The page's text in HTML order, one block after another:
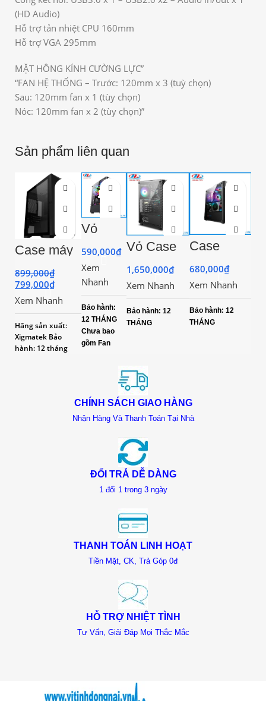
(HD Audio)
Hỗ trợ tản nhiệt CPU 160mm
Hỗ trợ VGA 295mm
MẶT HÔNG KÍNH CƯỜNG LỰC”
“FAN HỆ THỐNG – Trước: 120mm x 3 (tuỳ chọn)
Sau: 120mm fan x 1 (tùy chọn)
Nóc: 120mm fan x 2 (tùy chọn)”
Sản phẩm liên quan
Case máy
XIGMATEK
Gemini II
3FB
EN48366
899,000₫
799,000₫
Xem Nhanh
Hãng sản xuất:
Xigmatek Bảo
hành: 12 tháng
Vỏ
máy
tính
VSP
KA-280
Gaming
(02 Mặt
Kính
Cường
Lực –
Chưa
590,000₫
Xem
Nhanh
Bảo hành:
12 THÁNG
Chưa bao
gồm Fan
Vỏ Case
SHIELD
110R (Mid
Tower/Màu
Đen/ Kèm
2 Fan )
Chính
1,650,000₫
Xem Nhanh
Bảo hành: 12
THÁNG
Case
ATX
Gaming
T500 LED
RGB No
Fan
680,000₫
Xem Nhanh
Bảo hành: 12
THÁNG
CHÍNH SÁCH GIAO HÀNG
Nhận Hàng Và Thanh Toán Tại Nhà
ĐỔI TRẢ DỄ DÀNG
1 đổi 1 trong 3 ngày
THANH TOÁN LINH HOẠT
Tiền Mặt, CK, Trả Góp 0đ
HỖ TRỢ NHIỆT TÌNH
Tư Vấn, Giải Đáp Mọi Thắc Mắc